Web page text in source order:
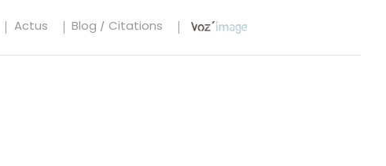
Actus Blog / Citations